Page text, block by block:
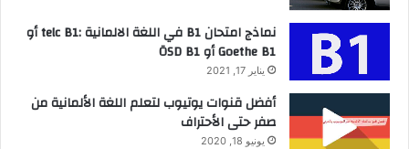
نماذج امتحان B1 في اللغة الالمانية :telc B1 أو
Goethe B1 أو ÖSD B1
يناير 17, 2021
أفضل قنوات يوتيوب لتعلم اللغة الألمانية من
صفر حتى الأحتراف
يونيو 18, 2020